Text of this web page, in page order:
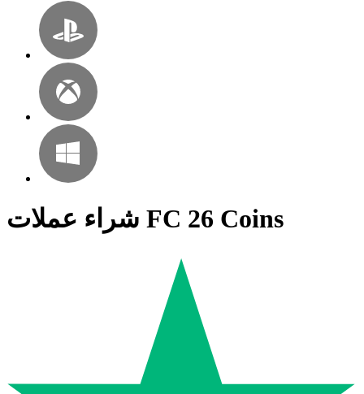
شراء عملات FC 26 Coins